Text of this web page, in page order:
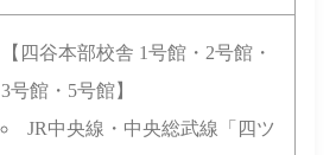
【四谷本部校舎 1号館・2号館・
3号館・5号館】
JR中央線・中央総武線「四ツ